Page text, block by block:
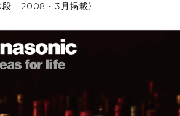
段 2008・3月掲載〉